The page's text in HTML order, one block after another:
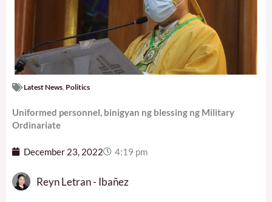
Latest News Politics
Uniformed personnel, binigyan ng blessing ng Military
Ordinariate
December 23, 2022 4:19 pm
Reyn Letran - Ibañez